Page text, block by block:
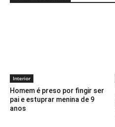
Interior
Homem é preso por fingir ser
pai e estuprar menina de 9
anos